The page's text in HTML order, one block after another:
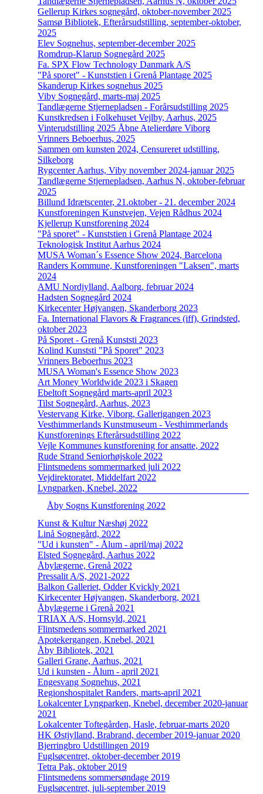
Gellerup Kirkes sognegård, oktober-november 2025
Samsø Bibliotek, Efterårsudstilling, september-oktober,
2025
Elev Sognehus, september-december 2025
Romdrup-Klarup Sognegård 2025
Fa. SPX Flow Technology Danmark A/S
"På sporet" - Kunststien i Grenå Plantage 2025
Skanderup Kirkes sognehus 2025
Viby Sognegård, marts-maj 2025
Tandlægerne Stjernepladsen - Forårsudstilling 2025
Kunstkredsen i Folkehuset Vejlby, Aarhus, 2025
Vinterudstilling 2025 Åbne Atelierdøre Viborg
Vrinners Beboerhus, 2025
Sammen om kunsten 2024, Censureret udstilling,
Silkeborg
Rygcenter Aarhus, Viby november 2024-januar 2025
Tandlægerne Stjernepladsen, Aarhus N, oktober-februar
2025
Billund Idrætscenter, 21.oktober - 21. december 2024
Kunstforeningen Kunstvejen, Vejen Rådhus 2024
Kjellerup Kunstforening 2024
"På sporet" - Kunststien i Grenå Plantage 2024
Teknologisk Institut Aarhus 2024
MUSA Woman´s Essence Show 2024, Barcelona
Randers Kommune, Kunstforeningen "Laksen", marts
2024
AMU Nordjylland, Aalborg, februar 2024
Hadsten Sognegård 2024
Kirkecenter Højvangen, Skanderborg 2023
Fa. International Flavors & Fragrances (iff), Grindsted,
oktober 2023
På Sporet - Grenå Kunststi 2023
Kolind Kunststi "På Sporet" 2023
Vrinners Beboerhus 2023
MUSA Woman's Essence Show 2023
Art Money Worldwide 2023 i Skagen
Ebeltoft Sognegård marts-april 2023
Tilst Sognegård, Aarhus, 2023
Vestervang Kirke, Viborg, Gallerigangen 2023
Vesthimmerlands Kunstmuseum - Vesthimmerlands
Kunstforenings Efterårsudstilling 2022
Vejle Kommunes kunstforening for ansatte, 2022
Rude Strand Seniorhøjskole 2022
Flintsmedens sommermarked juli 2022
Vejdirektoratet, Middelfart 2022
Lyngparken, Knebel, 2022
Åby Sogns Kunstforening 2022
Kunst & Kultur Næshøj 2022
Linå Sognegård, 2022
"Ud i kunsten" - Ålum - april/maj 2022
Elsted Sognegård, Aarhus 2022
Åbylægerne, Grenå 2022
Pressalit A/S, 2021-2022
Balkon Galleriet, Odder Kvickly 2021
Kirkecenter Højvangen, Skanderborg, 2021
Åbylægerne i Grenå 2021
TRIAX A/S, Hornsyld, 2021
Flintsmedens sommermarked 2021
Apotekergangen, Knebel, 2021
Åby Bibliotek, 2021
Galleri Grane, Aarhus, 2021
Ud i kunsten - Ålum - april 2021
Engesvang Sognehus, 2021
Regionshospitalet Randers, marts-april 2021
Lokalcenter Lyngparken, Knebel, december 2020-januar
2021
Lokalcenter Toftegården, Hasle, februar-marts 2020
HK Østjylland, Brabrand, december 2019-januar 2020
Bjerringbro Udstillingen 2019
Fuglsøcentret, oktober-december 2019
Tetra Pak, oktober 2019
Flintsmedens sommersøndage 2019
Fuglsøcentret, juli-september 2019